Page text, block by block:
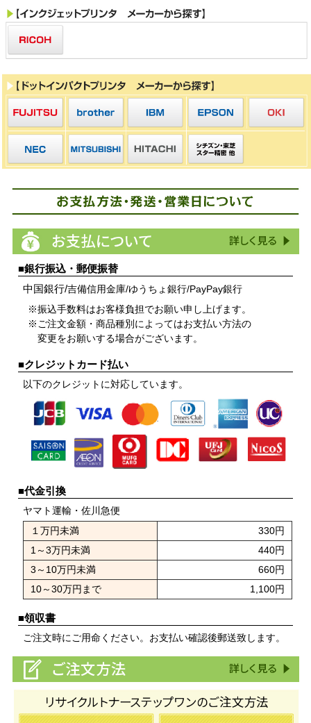
■銀行振込・郵便振替
中国銀行/吉備信用金庫/ゆうちょ銀行/PayPay銀行
※振込手数料はお客様負担でお願い申し上げます。
※ご注文金額・商品種別によってはお支払い方法の
変更をお願いする場合がございます。
■クレジットカード払い
以下のクレジットに対応しています。
■代金引換
ヤマト運輸・佐川急便
１万円未満
330円
1～3万円未満
440円
3～10万円未満
660円
10～30万円まで
1,100円
■領収書
ご注文時にご用命ください。お支払い確認後郵送致します。